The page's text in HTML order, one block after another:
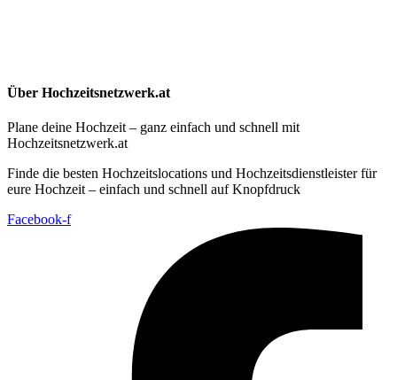
Über Hochzeitsnetzwerk.at
Plane deine Hochzeit – ganz einfach und schnell mit
Hochzeitsnetzwerk.at
Finde die besten Hochzeitslocations und Hochzeitsdienstleister für
eure Hochzeit – einfach und schnell auf Knopfdruck
Facebook-f